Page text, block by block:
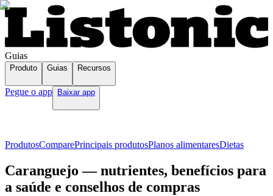
Guias
Produto Guias Recursos
Pegue o app Baixar app
ProdutosComparePrincipais produtosPlanos alimentaresDietas
Caranguejo — nutrientes, benefícios para
a saúde e conselhos de compras